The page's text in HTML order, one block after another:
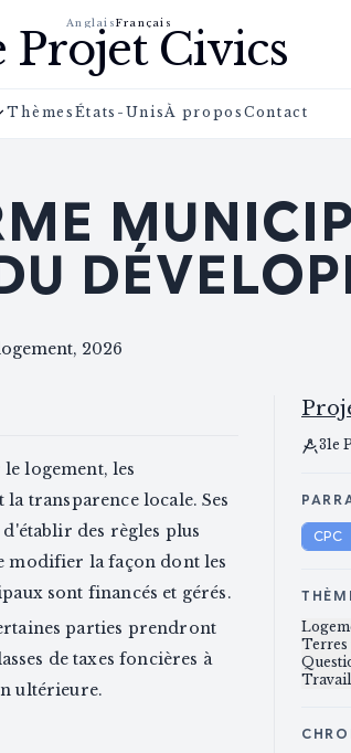
AnglaisFrançais
Projet Civics
Thèmes États-UnisÀ propos Contact
2026
logement, les
transparence locale. Ses
des règles plus
modifier la façon dont les
sont financés et gérés.
parties prendront
de taxes foncières à
ultérieure.
31e
CPC
Terres